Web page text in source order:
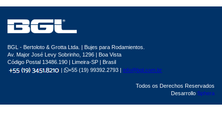
BGL - Bertoloto & Grotta Ltda. | Bujes para Rodamientos.
Av. Major José Levy Sobrinho, 1296 | Boa Vista
Código Postal 13486.190 | Limeira-SP | Brasil
|
+55 (19) 99392.2793 | info@bgl.com.br
Todos os Derechos Reservados
Desarrollo Sphera